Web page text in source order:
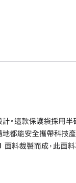
。這款保護袋採用半
都能安全攜帶科技產
料裁製而成，此面